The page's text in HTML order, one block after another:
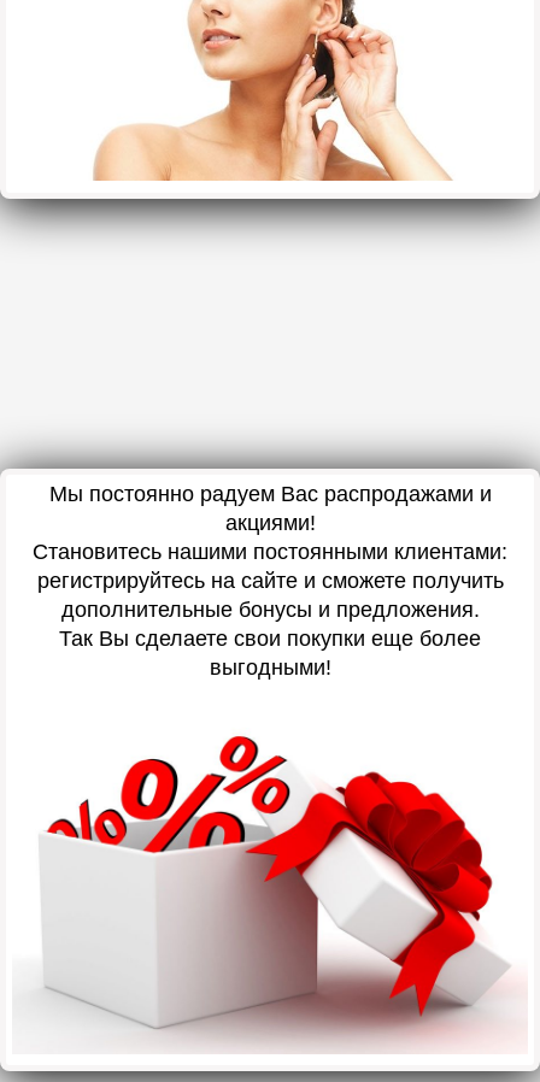
Мы постоянно радуем Вас распродажами и
акциями!
Становитесь нашими постоянными клиентами:
регистрируйтесь на сайте и сможете получить
дополнительные бонусы и предложения.
Так Вы сделаете свои покупки еще более
выгодными!